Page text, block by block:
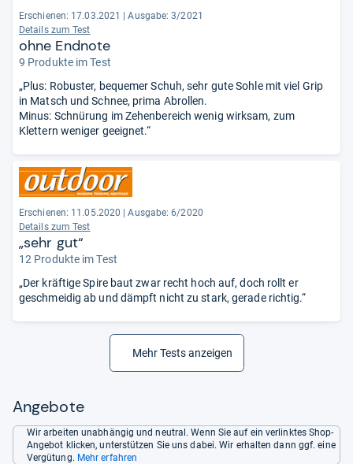
Erschienen: 17.03.2021 | Ausgabe: 3/2021
Details zum Test
ohne Endnote
9 Produkte im Test
„Plus: Robuster, bequemer Schuh, sehr gute Sohle mit viel Grip
in Matsch und Schnee, prima Abrollen.
Minus: Schnürung im Zehenbereich wenig wirksam, zum
Klettern weniger geeignet.“
Erschienen: 11.05.2020 | Ausgabe: 6/2020
Details zum Test
„sehr gut“
12 Produkte im Test
„Der kräftige Spire baut zwar recht hoch auf, doch rollt er
geschmeidig ab und dämpft nicht zu stark, gerade richtig.“
Mehr Tests anzeigen
Angebote
Wir arbeiten unabhängig und neutral. Wenn Sie auf ein verlinktes Shop-
Angebot klicken, unterstützen Sie uns dabei. Wir erhalten dann ggf. eine
Vergütung. Mehr erfahren